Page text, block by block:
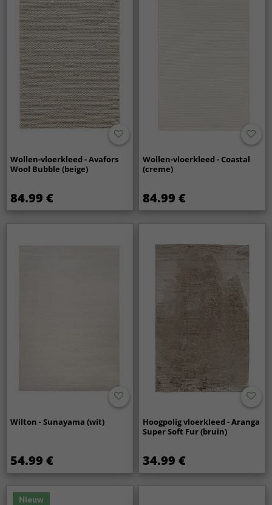
Wollen-vloerkleed - Avafors
Wool Bubble (beige)
84.99 €
Wollen-vloerkleed - Coastal
(creme)
84.99 €
Wilton - Sunayama (wit)
54.99 €
Hoogpolig vloerkleed - Aranga
Super Soft Fur (bruin)
34.99 €
Nieuw